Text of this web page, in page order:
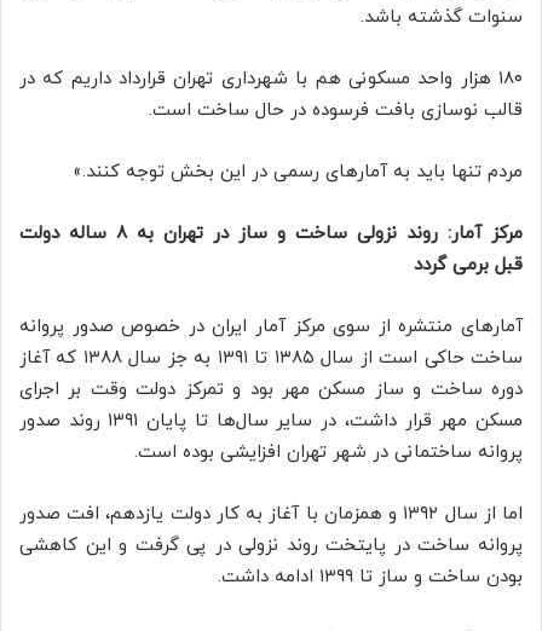
سنوات گذشته باشد.
۱۸۰ هزار واحد مسکونی هم با شهرداری تهران قرارداد داریم که در
قالب نوسازی بافت فرسوده در حال ساخت است.
مردم تنها باید به آمارهای رسمی در این بخش توجه کنند.»
مرکز آمار: روند نزولی ساخت و ساز در تهران به ۸ ساله دولت
قبل برمی گردد
آمارهای منتشره از سوی مرکز آمار ایران در خصوص صدور پروانه
ساخت حاکی است از سال ۱۳۸۵ تا ۱۳۹۱ به جز سال ۱۳۸۸ که آغاز
دوره ساخت و ساز مسکن مهر بود و تمرکز دولت وقت بر اجرای
مسکن مهر قرار داشت، در سایر سال‌ها تا پایان ۱۳۹۱ روند صدور
پروانه ساختمانی در شهر تهران افزایشی بوده است.
اما از سال ۱۳۹۲ و همزمان با آغاز به کار دولت یازدهم، افت صدور
پروانه ساخت در پایتخت روند نزولی در پی گرفت و این کاهشی
بودن ساخت و ساز تا ۱۳۹۹ ادامه داشت.